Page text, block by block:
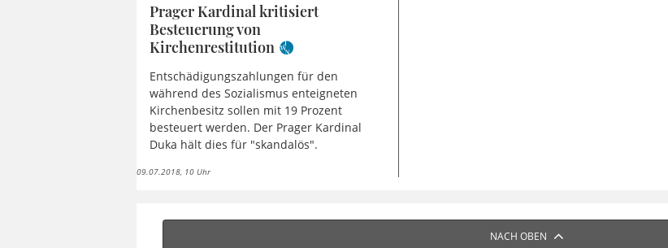
Prager Kardinal kritisiert
Besteuerung von
Kirchenrestitution
Entschädigungszahlungen für den
während des Sozialismus enteigneten
Kirchenbesitz sollen mit 19 Prozent
besteuert werden. Der Prager Kardinal
Duka hält dies für "skandalös".
09.07.2018, 10 Uhr
NACH OBEN